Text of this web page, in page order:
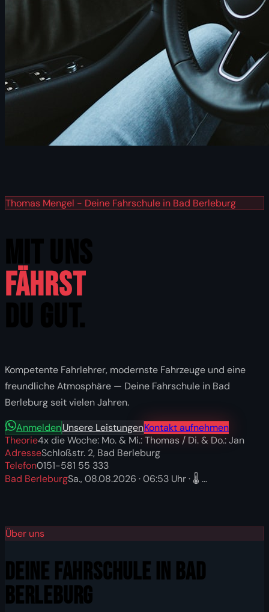
Thomas Mengel - Deine Fahrschule in Bad Berleburg
MIT UNS
Fährst
Kompetente Fahrlehrer, modernste Fahrzeuge und eine
freundliche Atmosphäre — Deine Fahrschule in Bad
Berleburg seit vielen Jahren.
AnmeldenUnsere LeistungenKontakt aufnehmen
Theorie4x die Woche: Mo. & Mi.: Thomas / Di. & Do.: Jan
AdresseSchloßstr. 2, Bad Berleburg
Telefon0151-581 55 333
Bad BerleburgSa., 08.08.2026 ·06:53 Uhr · 🌡️ …
Über uns
DEINE FAHRSCHULE IN BAD
BERLEBURG